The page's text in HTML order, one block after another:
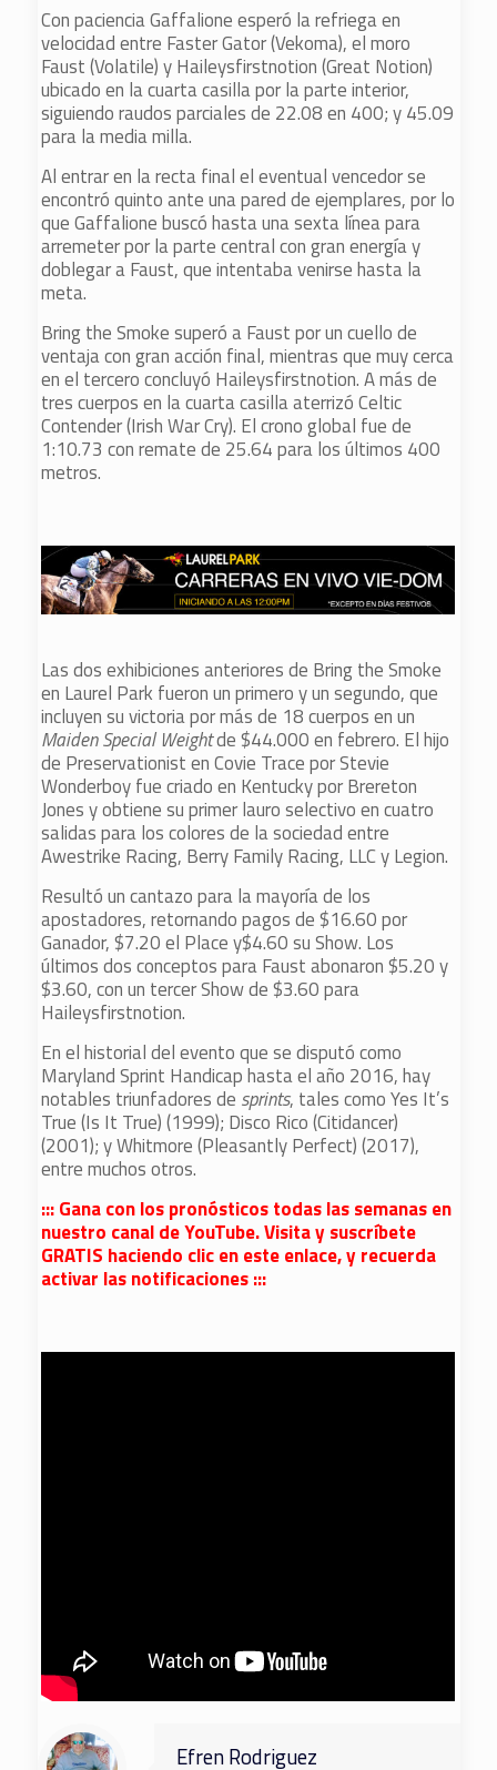
Con paciencia Gaffalione esperó la refriega en
velocidad entre Faster Gator (Vekoma), el moro
Faust (Volatile) y Haileysfirstnotion (Great Notion)
ubicado en la cuarta casilla por la parte interior,
siguiendo raudos parciales de 22.08 en 400; y 45.09
para la media milla.
Al entrar en la recta final el eventual vencedor se
encontró quinto ante una pared de ejemplares, por lo
que Gaffalione buscó hasta una sexta línea para
arremeter por la parte central con gran energía y
doblegar a Faust, que intentaba venirse hasta la
meta.
Bring the Smoke superó a Faust por un cuello de
ventaja con gran acción final, mientras que muy cerca
en el tercero concluyó Haileysfirstnotion. A más de
tres cuerpos en la cuarta casilla aterrizó Celtic
Contender (Irish War Cry). El crono global fue de
1:10.73 con remate de 25.64 para los últimos 400
metros.
Las dos exhibiciones anteriores de Bring the Smoke
en Laurel Park fueron un primero y un segundo, que
incluyen su victoria por más de 18 cuerpos en un
Maiden Special Weightde $44.000 en febrero. El hijo
de Preservationist en Covie Trace por Stevie
Wonderboy fue criado en Kentucky por Brereton
Jones y obtiene su primer lauro selectivo en cuatro
salidas para los colores de la sociedad entre
Awestrike Racing, Berry Family Racing, LLC y Legion.
Resultó un cantazo para la mayoría de los
apostadores, retornando pagos de $16.60 por
Ganador, $7.20 el Place y$4.60 su Show. Los
últimos dos conceptos para Faust abonaron $5.20 y
$3.60, con un tercer Show de $3.60 para
Haileysfirstnotion.
En el historial del evento que se disputó como
Maryland Sprint Handicap hasta el año 2016, hay
notables triunfadores de sprints, tales como Yes It’s
True (Is It True) (1999); Disco Rico (Citidancer)
(2001); y Whitmore (Pleasantly Perfect) (2017),
entre muchos otros.
::: Gana con los pronósticos todas las semanas en
nuestro canal de YouTube. Visita y suscríbete
GRATIS haciendo clic en este enlace, y recuerda
activar las notificaciones :::
Efren Rodriguez